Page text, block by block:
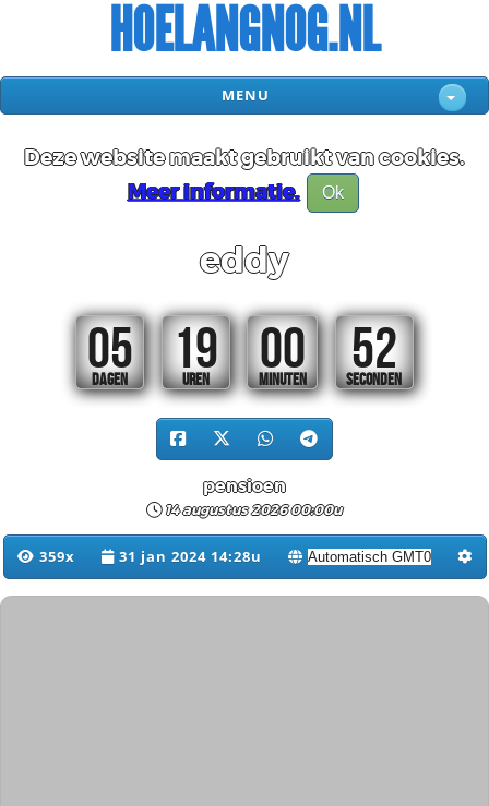
HOELANGNOG.NL
MENU
Deze website maakt gebruikt van cookies.
Meer informatie.
Ok
eddy
05
DAGEN
19
UREN
00
MINUTEN
52
SECONDEN
pensioen
14 augustus 2026 00:00u
359x 31 jan 2024 14:28u